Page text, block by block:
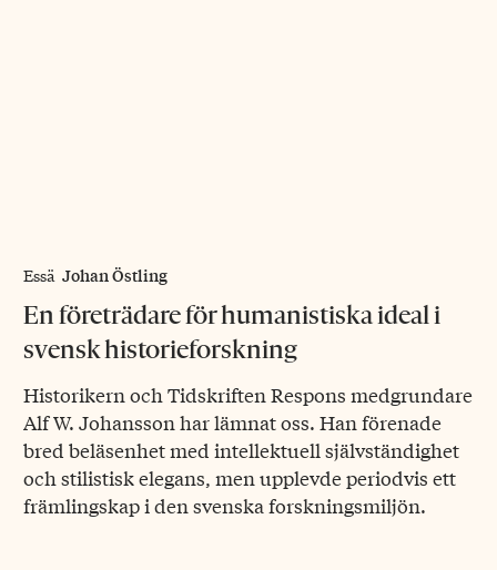
Essä Johan Östling
En företrädare för humanistiska ideal i
svensk historieforskning
Historikern och Tidskriften Respons medgrundare
Alf W. Johansson har lämnat oss. Han förenade
bred beläsenhet med intellektuell självständighet
och stilistisk elegans, men upplevde periodvis ett
främlingskap i den svenska forskningsmiljön.